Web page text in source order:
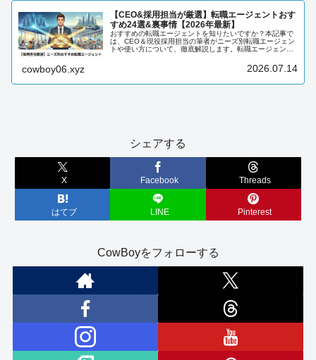
【CEO&採用担当が厳選】転職エージェントおす
すめ24選&裏事情【2026年最新】
おすすめの転職エージェントを知りたいですか？本記事で
は、CEO＆現役採用担当の筆者がニーズ別転職エージェン
トや使い方について、徹底解説します。転職エージェント
cowboy06.xyz 2026.07.14
シェアする
X Facebook Threads
はてブ LINE Pinterest
CowBoyをフォローする